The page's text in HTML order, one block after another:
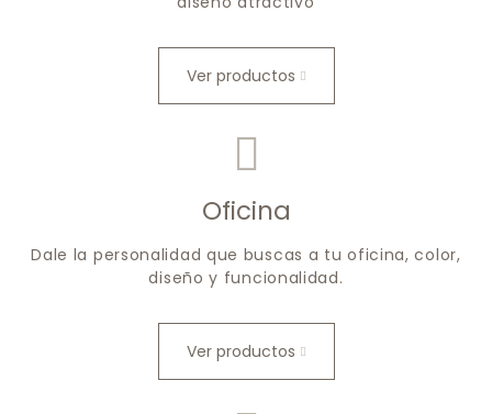
Ver productos
Oficina
Dale la personalidad que buscas a tu oficina, color,
diseño y funcionalidad.
Ver productos